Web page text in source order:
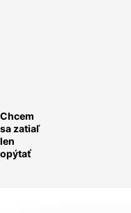
Chcem
sa zatiaľ
len
opýtať